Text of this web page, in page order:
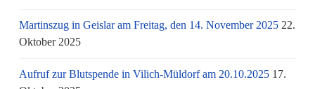
Martinszug in Geislar am Freitag, den 14. November 2025 22.
Oktober 2025
Aufruf zur Blutspende in Vilich-Müldorf am 20.10.2025 17.